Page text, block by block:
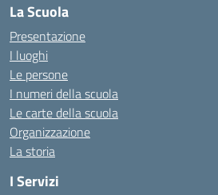
La Scuola
Presentazione
I luoghi
Le persone
I numeri della scuola
Le carte della scuola
Organizzazione
La storia
I Servizi